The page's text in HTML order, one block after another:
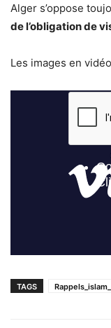
Alger s’oppose
de l’obligation de
Les images en
TAGS